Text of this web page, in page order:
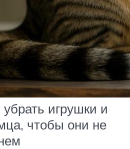
игрушки и
чтобы они не